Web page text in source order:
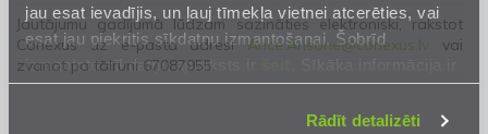
jau esat ievadījis, un ļauj tīmekļa vietnei atcerēties, vai
esat jau piekritis sīkdatņu izmantošanai. Šobrīd
izmantoto sīkdatņu apraksts ir
mūsuPrivātuma atrunā.
Rādīt detalizēti
Jautājumu gadījumā lūdzam sazināties elektroniski, rakstot
Conexus uz e-pasta adresiAnce.Ansone@conexus.lv vai
zvanot pa tālruni 67087955.